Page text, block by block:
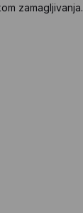
zamagljivanja.